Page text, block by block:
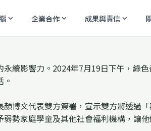
expand_more 企業合作expand_more 成果與責信expand_more
續影響力。2024年7月19日下午，綠
博文代表雙方簽署，宣示雙方將透過
勢家庭學童及其他社會福利機構，讓